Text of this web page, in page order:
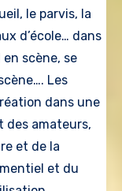
le parvis, la
d’école… dans
scène, se
Les
dans une
des amateurs,
et de la
et du